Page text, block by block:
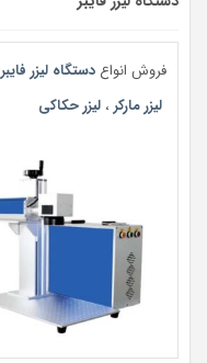
فروش انواع دستگاه لیزر فایبر
لیزر مارکر ، لیزر حکاکی